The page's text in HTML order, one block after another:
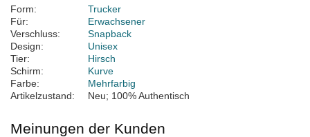
Form:
Trucker
Für:
Erwachsener
Verschluss:
Snapback
Design:
Unisex
Tier:
Hirsch
Schirm:
Kurve
Farbe:
Mehrfarbig
Artikelzustand:
Neu; 100% Authentisch
Meinungen der Kunden